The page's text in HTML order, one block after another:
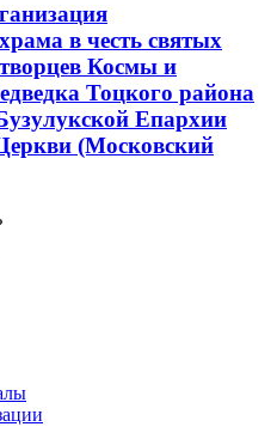
в честь святых
Космы и
Тоцкого района
Епархии
(Московский